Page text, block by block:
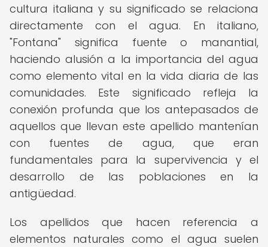
cultura italiana y su significado se relaciona
directamente con el agua. En italiano,
"Fontana" significa fuente o manantial,
haciendo alusión a la importancia del agua
como elemento vital en la vida diaria de las
comunidades. Este significado refleja la
conexión profunda que los antepasados de
aquellos que llevan este apellido mantenían
con fuentes de agua, que eran
fundamentales para la supervivencia y el
desarrollo de las poblaciones en la
antigüedad.
Los apellidos que hacen referencia a
elementos naturales como el agua suelen